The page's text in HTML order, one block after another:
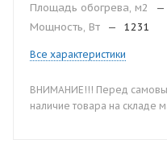
Площадь обогрева, м2
—
Мощность, Вт
— 1231
Все характеристики
ВНИМАНИЕ!!! Перед
наличие товара на складе